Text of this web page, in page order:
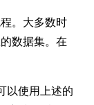
。大多数时
数据集。在
以使用上述的